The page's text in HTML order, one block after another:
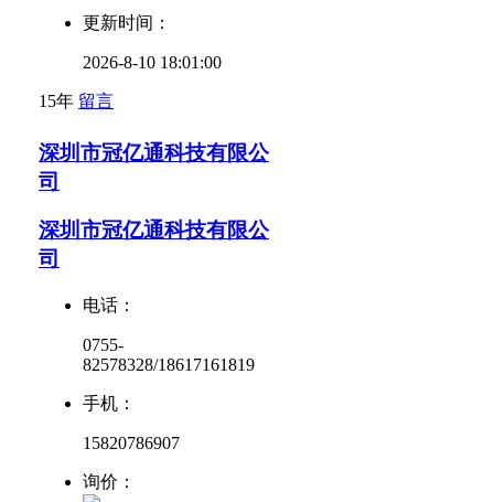
更新时间：
2026-8-10 18:01:00
15年 留言
深圳市冠亿通科技有限公
司
深圳市冠亿通科技有限公
司
电话：
0755-
82578328/18617161819
手机：
15820786907
询价：